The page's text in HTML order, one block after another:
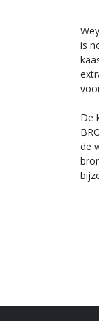
is
De
de